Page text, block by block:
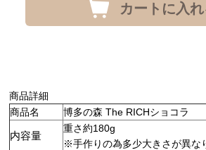
カートに入れ
商品詳細
商品名
博多の森 The RICHショコラ
内容量
重さ約180g
※手作りの為多少大きさが異な